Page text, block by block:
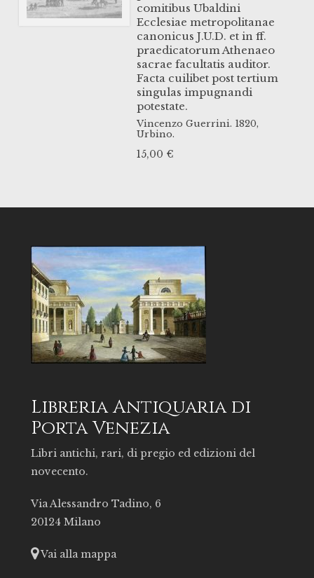
comitibus Ubaldini
Ecclesiae metropolitanae
canonicus J.U.D. et in ff.
praedicatorum Athenaeo
sacrae facultatis auditor.
Facta cuilibet post tertium
singulas impugnandi
potestate.
Vincenzo Guerrini. 1820,
Urbino.
15,00 €
Libreria Antiquaria di
Porta Venezia
Libri antichi, rari, di pregio ed edizioni del
novecento.
Via Alessandro Tadino, 6
20124 Milano
Vai alla mappa